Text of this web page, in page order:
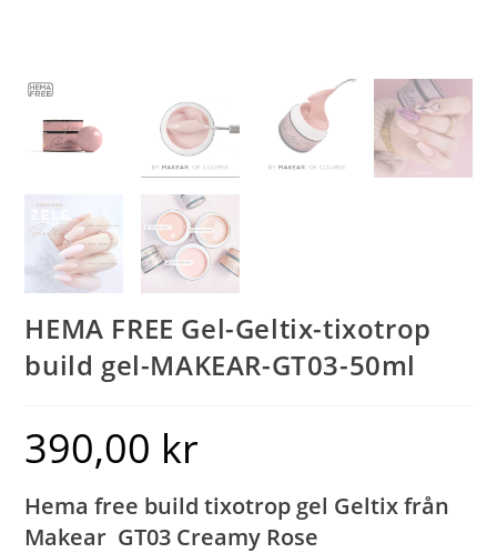
HEMA FREE Gel-Geltix-tixotrop
build gel-MAKEAR-GT03-50ml
390,00 kr
Hema free build tixotrop gel Geltix från
Makear GT03 Creamy Rose